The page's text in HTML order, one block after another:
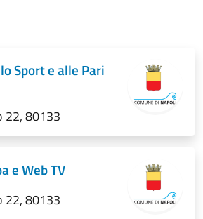
Sport e alle Pari
22, 80133
e Web TV
22, 80133